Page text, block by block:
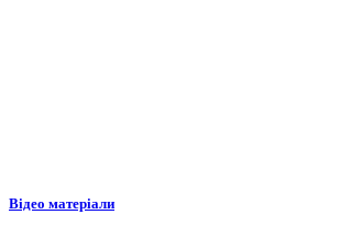
Відео матеріали